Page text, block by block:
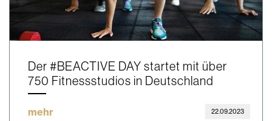
Der #BEACTIVE DAY startet mit über
750 Fitnessstudios in Deutschland
mehr 22.09.2023